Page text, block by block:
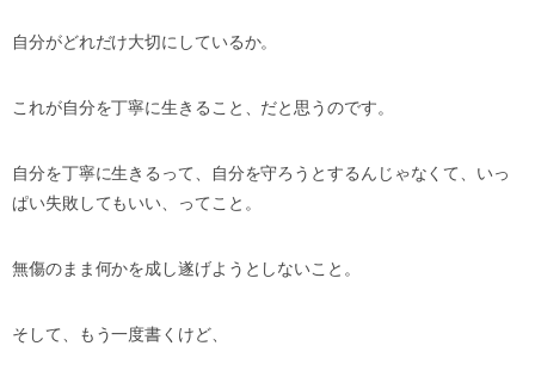
自分がどれだけ大切にしているか。
これが自分を丁寧に生きること、だと思うのです。
自分を丁寧に生きるって、自分を守ろうとするんじゃなくて、 いっ
ぱい失敗してもいい、ってこと。
無傷のまま何かを成し遂げようとしないこと。
そして、もう一度書くけど、